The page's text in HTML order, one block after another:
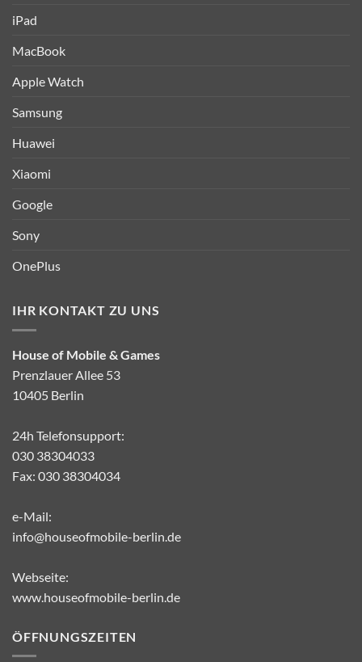
iPad
MacBook
Apple Watch
Samsung
Huawei
Xiaomi
Google
Sony
OnePlus
IHR KONTAKT ZU UNS
House of Mobile & Games
Prenzlauer Allee 53
10405 Berlin
24h Telefonsupport:
030 38304033
Fax: 030 38304034
e-Mail:
info@houseofmobile-berlin.de
Webseite:
www.houseofmobile-berlin.de
ÖFFNUNGSZEITEN